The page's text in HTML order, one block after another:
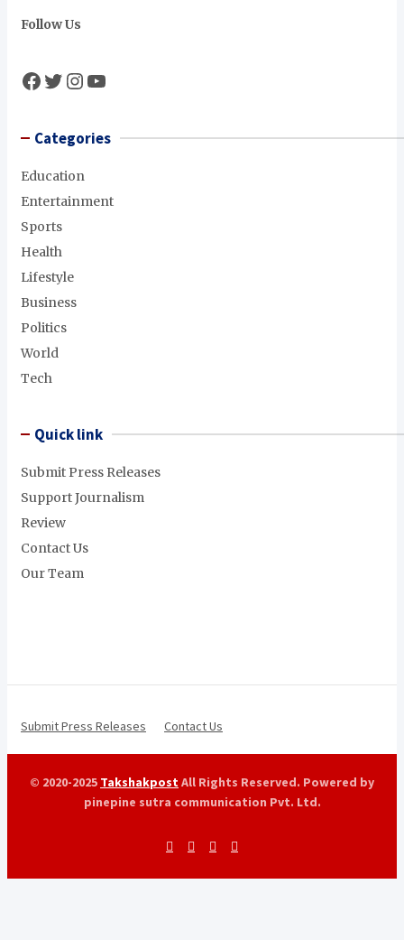
Follow Us
Facebook
Twitter
Instagram
YouTube
Categories
Education
Entertainment
Sports
Health
Lifestyle
Business
Politics
World
Tech
Quick link
Submit Press Releases
Support Journalism
Review
Contact Us
Our Team
Submit Press Releases Contact Us
© 2020-2025 TakshakpostAll Rights Reserved. Powered by
pinepine sutra communication Pvt. Ltd.